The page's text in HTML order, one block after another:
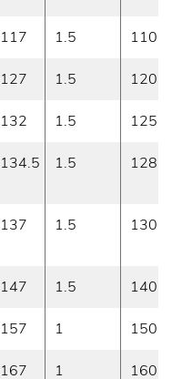
117 1.5 110
127 1.5 120
132 1.5 125
134.5 1.5 128
137 1.5 130
147 1.5 140
157 1 150
167 1 160